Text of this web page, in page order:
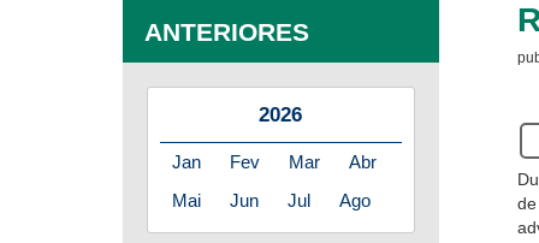
Se
de
ANTERIORES
2026
Jan Fev Mar
Abr
Mai
Jun Jul Ago